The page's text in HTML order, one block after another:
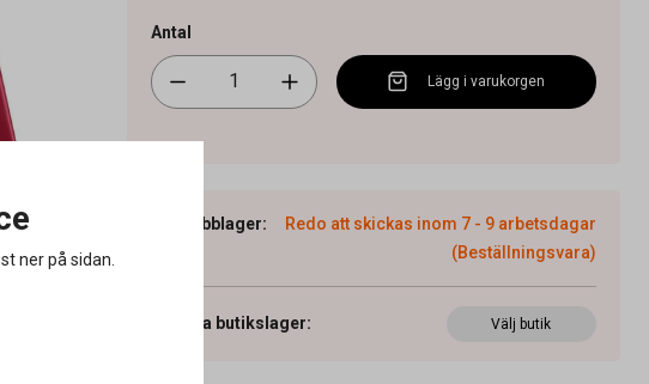
Antal
Lägg i varukorgen
Webblager:
Redo att skickas inom 7 - 9 arbetsdagar
(Beställningsvara)
Visa butikslager: Välj butik
ner på sidan.